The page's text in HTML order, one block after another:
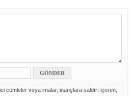
cümleler veya imalar, inançlara saldırı içeren,